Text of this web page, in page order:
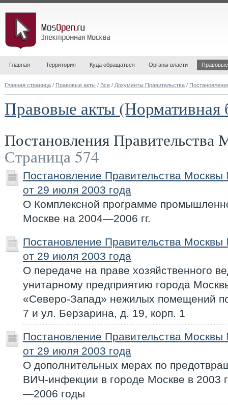
Главная Территория Куда обращаться Органы власти
Главная страница / Правовые акты / Все / Документы Правительства /
Правовые акты (Нормативная
Постановления
Страница 574
Постановление Правительства
от 29 июля 2003 года
О Комплексной программе
Москве на 2004—2006 гг.
Постановление Правительства
от 29 июля 2003 года
О передаче на праве хозяйственного
унитарному предприятию города
«Северо-Запад» нежилых помещений
7 и ул. Берзарина, д. 19, корп. 1
Постановление Правительства
от 29 июля 2003 года
О дополнительных мерах по
ВИЧ-инфекции в городе Москве в 2003
—2006 годы